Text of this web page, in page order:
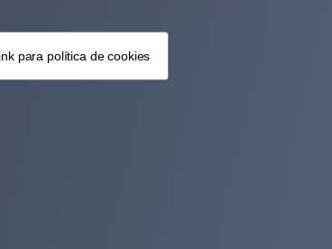
para política de cookies